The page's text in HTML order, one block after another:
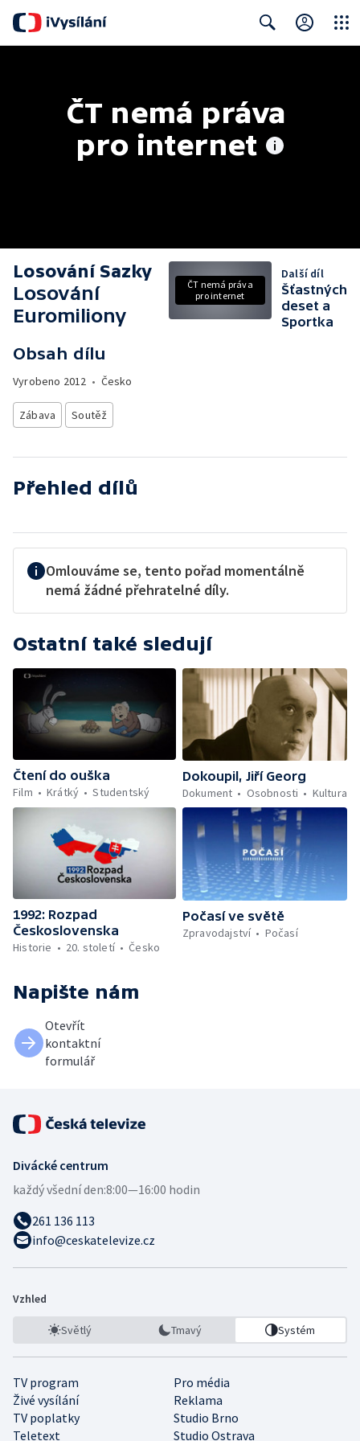
ČT nemá práva
pro internet
Losování Sazky
Losování
Euromiliony
Obsah dílu
Vyrobeno 2012 • Česko
Zábava Soutěž
ČT nemá práva
pro internet
Další díl
Šťastných
deset a
Sportka
Přehled dílů
Omlouváme se, tento pořad momentálně
nemá žádné přehratelné díly.
Ostatní také sledují
Čtení do ouška
Film
Krátký Studentský
Dokoupil, Jiří Georg
Dokument
Osobnosti Kultura
1992: Rozpad
Československa
Historie
20. století Česko
Počasí ve světě
Zpravodajství
Počasí
Napište nám
Otevřít
kontaktní
formulář
Divácké centrum
každý všední den:8:00—16:00 hodin
261 136 113
info@ceskatelevize.cz
Vzhled
Světlý Tmavý Systém
TV program
Pro média
Živé vysílání
Reklama
TV poplatky
Studio Brno
Teletext
Studio Ostrava